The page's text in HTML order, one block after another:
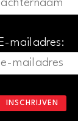
E-mailadres: